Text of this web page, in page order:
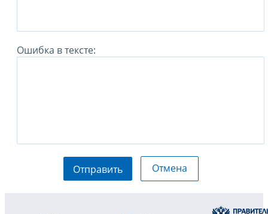
Ошибка в тексте:
Отправить Отмена